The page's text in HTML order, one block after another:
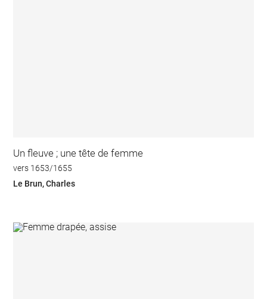
Un fleuve ; une tête de femme
vers 1653/1655
Le Brun, Charles